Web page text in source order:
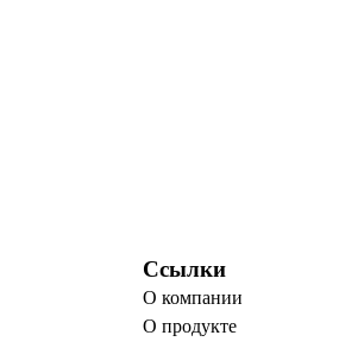
Ссылки
О компании
О продукте